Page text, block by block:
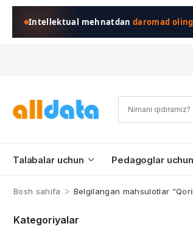
Intellektual mehnatdandaromad
Talabalar uchun Pedagoglar uchun
Bosh sahifa > Belgilangan mahsulotlar
Kategoriyalar